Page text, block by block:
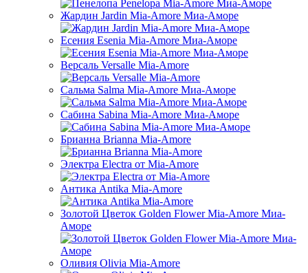
Жардин Jardin Mia-Amore Миа-Аморе
Есения Esenia Mia-Amore Миа-Аморе
Версаль Versalle Mia-Amore
Сальма Salma Mia-Amore Миа-Аморе
Сабина Sabina Mia-Amore Миа-Аморе
Брианна Brianna Mia-Amore
Электра Electra от Mia-Amore
Антика Antika Mia-Amore
Золотой Цветок Golden Flower Mia-Amore Миа-
Аморе
Оливия Olivia Mia-Amore